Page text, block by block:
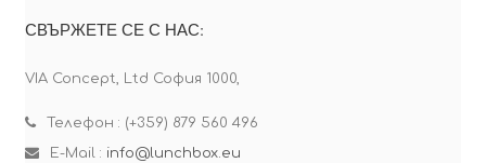
СВЪРЖЕТЕ СЕ С НАС:
VIA Concept, Ltd София 1000,
Телефон : (+359) 879 560 496
E-Mail : info@lunchbox.eu